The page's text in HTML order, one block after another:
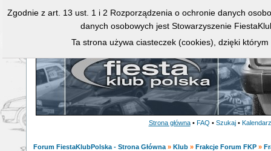
Strona główna • FAQ • Szukaj • Kalendarz
Forum FiestaKlubPolska - Strona Główna » Klub » Frakcje Forum FKP »
Zgodnie z art. 13 ust. 1 i 2 Rozporządzenia o ochronie danych
danych osobowych jest Stowarzyszenie
Ta strona używa ciasteczek (cookies), dzięki